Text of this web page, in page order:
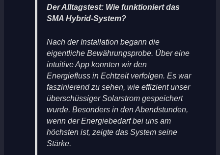
Der Alltagstest: Wie funktioniert das
SMA Hybrid-System?
Nach der Installation begann die
eigentliche Bewährungsprobe. Über eine
intuitive App konnten wir den
Energiefluss in Echtzeit verfolgen. Es war
faszinierend zu sehen, wie effizient unser
überschüssiger Solarstrom gespeichert
wurde. Besonders in den Abendstunden,
wenn der Energiebedarf bei uns am
höchsten ist, zeigte das System seine
Stärke.